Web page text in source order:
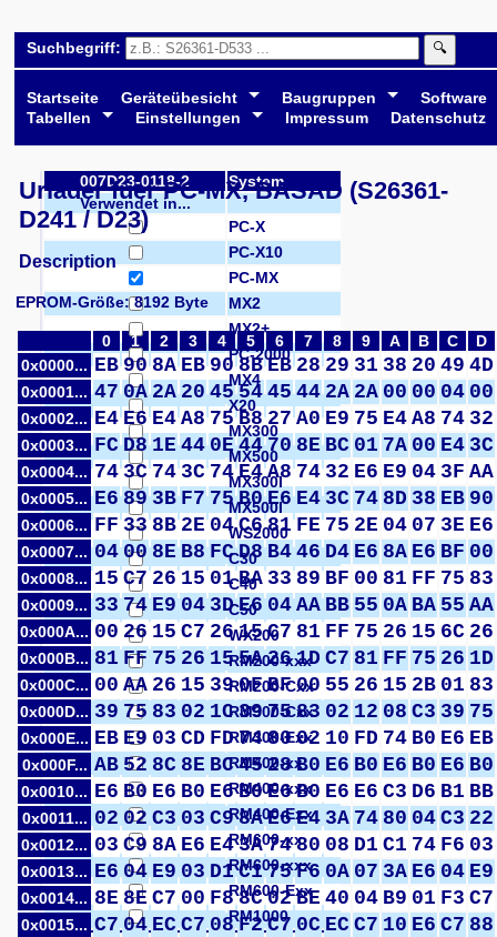
Suchbegriff: 🔍
Startseite Geräteübesicht Baugruppen
Software
Tabellen
Einstellungen Impressum Datenschutz
007D23-0118-2
System
Verwendet in...
PC-X
PC-X10
PC-MX
MX2
MX2+
PC-2000
MX4
X20
MX300
MX500
MX300I
MX500I
WS2000
C30
C40
C50
WX200
RM200-xxx
RM200-Cxx
RM300-Cxx
RM300-Exx
RM400-xx
RM400-xxx
RM400-Exx
RM600-xx
RM600-xxx
RM600-Exx
RM1000
Urlader fuer PC-MX, BASAD (S26361-
D241 / D23)
Description
EPROM-Größe: 8192 Byte
0 1 2 3 4 5 6 7 8 9 A B C
D
0x0000... EB 90 8A EB 90 8B EB 28 29 31 38 20 49 4D
0x0001... 47 0A 2A 20 45 54 45 44 2A 2A 00 00 04 00
0x0002... E4 E6 E4 A8 75 B8 27 A0 E9 75 E4 A8 74 32
0x0003... FC D8 1E 44 0E 44 70 8E BC 01 7A 00 E4 3C
0x0004... 74 3C 74 3C 74 E4 A8 74 32 E6 E9 04 3F AA
0x0005... E6 89 3B F7 75 B0 E6 E4 3C 74 8D 38 EB 90
0x0006... FF 33 8B 2E 04 C6 81 FE 75 2E 04 07 3E E6
0x0007... 04 00 8E B8 FC D8 B4 46 D4 E6 8A E6 BF 00
0x0008... 15 C7 26 15 01 BA 33 89 BF 00 81 FF 75 83
0x0009... 33 74 E9 04 3D E6 04 AA BB 55 0A BA 55 AA
0x000A... 00 26 15 C7 26 15 C7 81 FF 75 26 15 6C 26
0x000B... 81 FF 75 26 15 5A 26 1D C7 81 FF 75 26 1D
0x000C... 00 AA 26 15 39 0F BF 00 55 26 15 2B 01 83
0x000D... 39 75 83 02 1C 39 75 83 02 12 08 C3 39 75
0x000E... EB E9 03 CD FD 74 80 02 10 FD 74 B0 E6 EB
0x000F... AB 52 8C 8E BC 45 28 B0 E6 B0 E6 B0 E6 B0
0x0010... E6 B0 E6 B0 E6 B0 E6 B0 E6 E6 C3 D6 B1 BB
0x0011... 02 02 C3 03 C9 8A E6 E4 3A 74 80 04 C3 22
0x0012... 03 C9 8A E6 E4 3A 74 80 08 D1 C1 74 F6 03
0x0013... E6 04 E9 03 D1 C1 75 F6 0A 07 3A E6 04 E9
0x0014... 8E 8E C7 00 F8 8C 02 BE 40 04 B9 01 F3 C7
0x0015... C7 04 EC C7 08 F2 C7 0C EC C7 10 E6 C7 88